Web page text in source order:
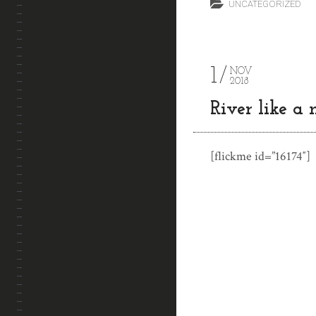
UNCATEGORIZED
1
NOV
2018
River like a
[flickme id=”16174″]